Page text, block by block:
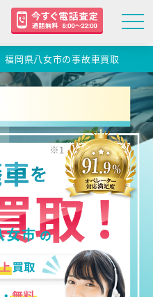
福岡県八女市の事故車買取
女市の